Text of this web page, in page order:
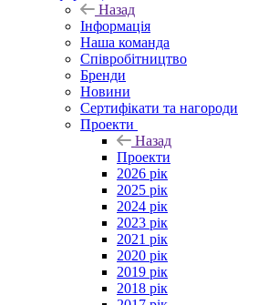
Назад
Інформація
Наша команда
Співробітництво
Бренди
Новини
Сертифікати та нагороди
Проекти
Назад
Проекти
2026 рік
2025 рік
2024 рік
2023 рік
2021 рік
2020 рік
2019 рік
2018 рік